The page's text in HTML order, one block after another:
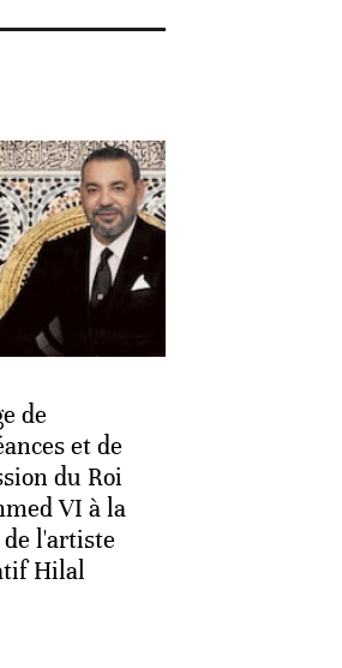
de
et de
du Roi
VI à la
l'artiste
Hilal